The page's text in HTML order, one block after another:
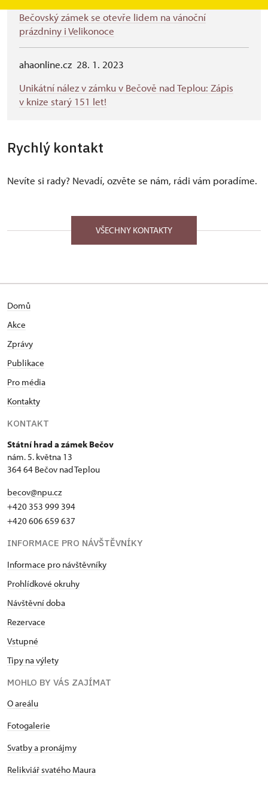
Bečovský zámek se otevře lidem na vánoční
prázdniny i Velikonoce
ahaonline.cz 28. 1. 2023
Unikátní nález v zámku v Bečově nad Teplou: Zápis
v knize starý 151 let!
Rychlý kontakt
Nevíte si rady? Nevadí, ozvěte se nám, rádi vám poradíme.
VŠECHNY KONTAKTY
Domů
Akce
Zprávy
Publikace
Pro média
Kontakty
KONTAKT
Státní hrad a zámek Bečov
nám. 5. května 13
364 64 Bečov nad Teplou
becov@npu.cz
+420 353 999 394
+420 606 659 637
INFORMACE PRO NÁVŠTĚVNÍKY
Informace pro návštěvníky
Prohlídkové okruhy
Návštěvní doba
Rezervace
Vstupné
Tipy na výlety
MOHLO BY VÁS ZAJÍMAT
O areálu
Fotogalerie
Svatby a pronájmy
Relikviář svatého Maura